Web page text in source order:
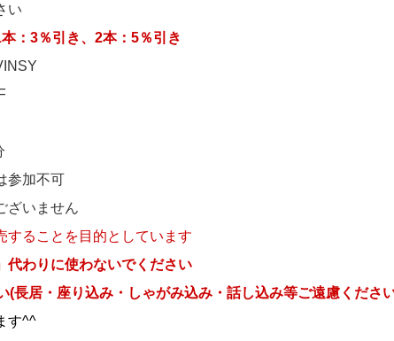
い
：3％引き、2本：5％引き
参加不可
ざいません
ことを目的としています
代わりに使わないでください
・座り込み・しゃがみ込み・話し込み等ご遠慮くださ
す^^